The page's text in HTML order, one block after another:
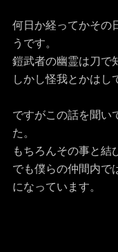
何日か経ってかその
うです。
鎧武者の幽霊は刀で
しかし怪我とかはし
ですがこの話を聞い
た。
もちろんその事と結
でも僕らの仲間内
になっています。